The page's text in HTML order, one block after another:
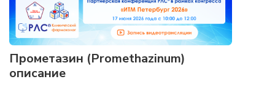
Прометазин (Promethazinum)
описание